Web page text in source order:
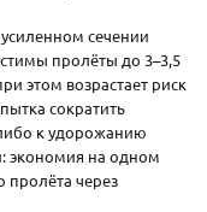
сечении
пролёты до 3–3,5
этом возрастает риск
сократить
к удорожанию
экономия на одном
пролёта через